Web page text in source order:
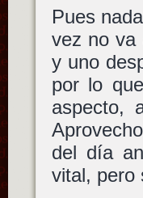
Pues
vez no va
y uno
por lo
aspecto,
del día
vital, pero